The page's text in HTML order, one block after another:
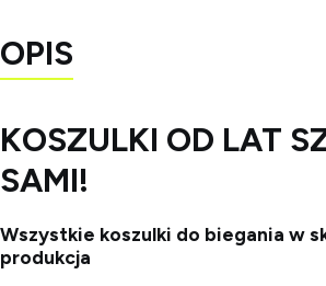
OPIS
KOSZULKI OD LAT
SAMI!
Wszystkie koszulki do biegania w
produkcja